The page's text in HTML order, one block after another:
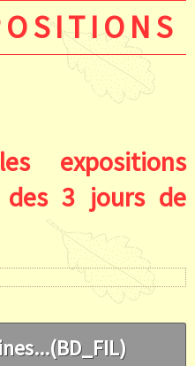
expositions
des 3 jours de